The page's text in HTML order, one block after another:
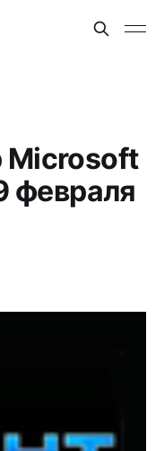
Microsoft
февраля